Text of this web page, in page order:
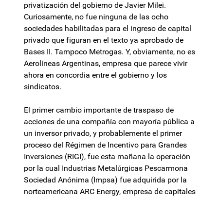
privatización del gobierno de Javier Milei.
Curiosamente, no fue ninguna de las ocho
sociedades habilitadas para el ingreso de capital
privado que figuran en el texto ya aprobado de
Bases II. Tampoco Metrogas. Y, obviamente, no es
Aerolíneas Argentinas, empresa que parece vivir
ahora en concordia entre el gobierno y los
sindicatos.
El primer cambio importante de traspaso de
acciones de una compañía con mayoría pública a
un inversor privado, y probablemente el primer
proceso del Régimen de Incentivo para Grandes
Inversiones (RIGI), fue esta mañana la operación
por la cual Industrias Metalúrgicas Pescarmona
Sociedad Anónima (Impsa) fue adquirida por la
norteamericana ARC Energy, empresa de capitales